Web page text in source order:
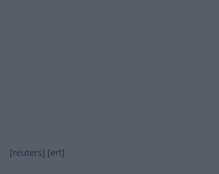
[reuters] [ert]